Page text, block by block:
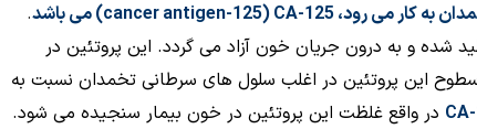
به کار می رود،CA-125
(
cancer antigen-125) می باشد.
شده و به درون جریان خون آزاد می گردد. این پروتئین در
این پروتئین در اغلب سلول های سرطانی تخمدان نسبت به
در واقع غلظت این پروتئین در خون بیمار سنجیده می شود.